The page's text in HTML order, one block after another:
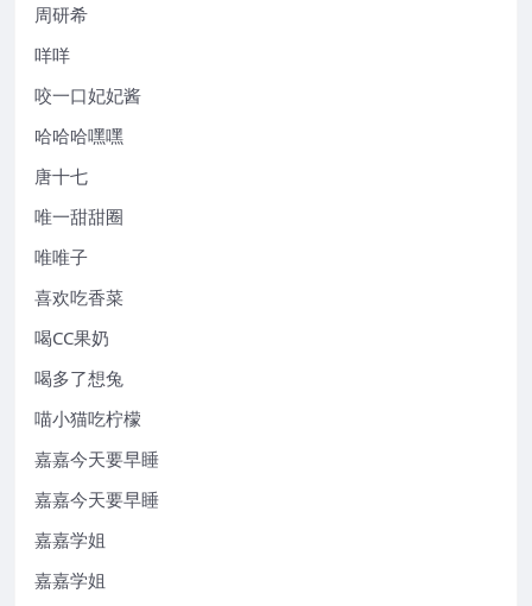
周研希
咩咩
咬一口妃妃酱
哈哈哈嘿嘿
唐十七
唯一甜甜圈
唯唯子
喜欢吃香菜
喝CC果奶
喝多了想兔
喵小猫吃柠檬
嘉嘉今天要早睡
嘉嘉今天要早睡
嘉嘉学姐
嘉嘉学姐